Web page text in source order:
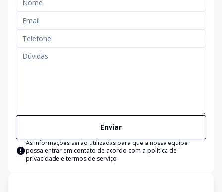
Enviar
As informações serão utilizadas para que a nossa equipe
possa entrar em contato de acordo com a política de
privacidade e termos de serviço